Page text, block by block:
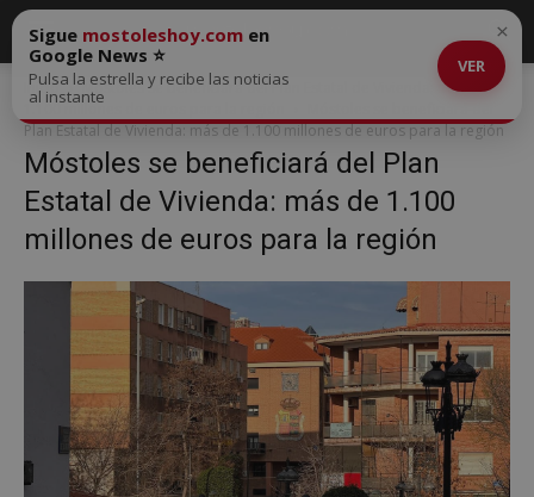
Inicio
Móstoles se beneficiará del Plan Estatal de Vivienda: más de
1.100 millones de euros para la región
Plan Estatal de Vivienda: más de 1.100 millones de euros para la región
Móstoles se beneficiará del Plan
Estatal de Vivienda: más de 1.100
millones de euros para la región
Sigue mostoleshoy.com en
Google News ⭐
Pulsa la estrella y recibe las noticias
al instante
VER
×